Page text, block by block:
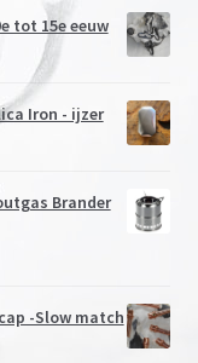
tot 15e eeuw
Iron - ijzer
Brander
-Slow match